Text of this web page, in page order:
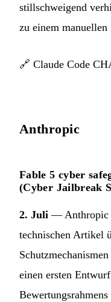
stillschweigend
zu einem
🔗 Claude Code
Anthropic
Fable 5 cyber
(Cyber Jailbreak
2. Juli — Anthropic
technischen Artikel
einen ersten